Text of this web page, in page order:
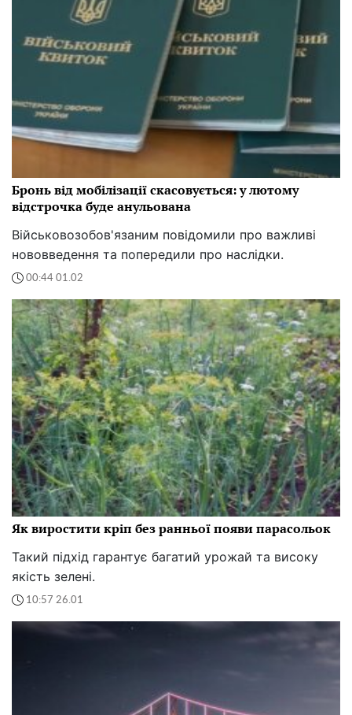
Бронь від мобілізації скасовується: у лютому
відстрочка буде анульована
Військовозобов'язаним повідомили про важливі
нововведення та попередили про наслідки.
00:44 01.02
Як виростити кріп без ранньої появи парасольок
Такий підхід гарантує багатий урожай та високу
якість зелені.
10:57 26.01